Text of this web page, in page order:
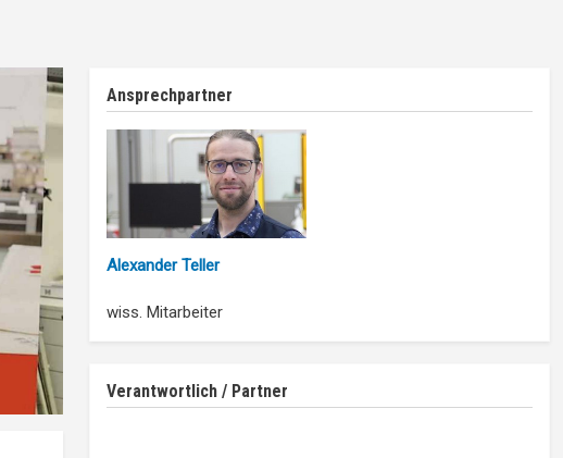
Ansprechpartner
Alexander Teller
wiss. Mitarbeiter
Verantwortlich / Partner